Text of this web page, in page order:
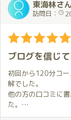
東海林さ
訪問日：
ブログを信じて
初回から120分コ
解でした。
他の方の口コミに
た。
サービスはもちろ